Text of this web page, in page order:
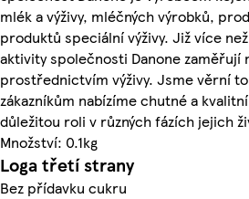
mlék a výživy, mléčných výrobků,
produktů speciální výživy. Již více
aktivity společnosti Danone zaměřují
prostřednictvím výživy. Jsme věrní
zákazníkům nabízíme chutné a
důležitou roli v různých fázích jejich
Množství: 0.1kg
Loga třetí strany
Bez přídavku cukru